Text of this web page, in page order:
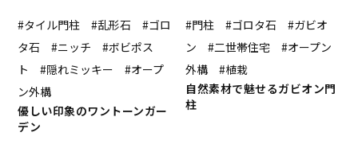
#タイル門柱 #乱形石 #ゴロ
タ石 #ニッチ #ボビポス
ト #隠れミッキー #オープ
ン外構
優しい印象のワントーンガー
デン
#門柱 #ゴロタ石 #ガビオ
ン #二世帯住宅 #オープン
外構 #植栽
自然素材で魅せるガビオン門
柱